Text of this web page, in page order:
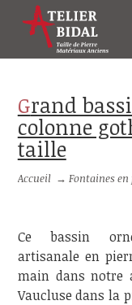
Grand bassin carré mouluré et sa
colonne
taille
Accueil → Fontaines
Ce bassin
artisanale en
main dans notre
Vaucluse dans la